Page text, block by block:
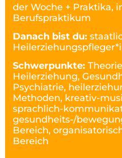
der Woche + Praktika,
Berufspraktikum
Danach bist du:
Schwerpunkte:
Heilerziehung,
Psychiatrie,
Methoden, kreativ-
sprachlich-
gesundheits-/
Bereich,
Bereich